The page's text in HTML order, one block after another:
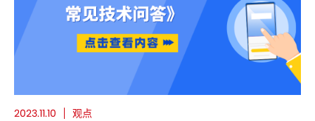
2023.11.10
观点